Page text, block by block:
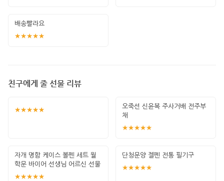
배송빨라요
★★★★★
친구에게 줄 선물 리뷰
★★★★★
오죽선 신윤복 주사거배 전주부
채
★★★★★
자개 명함 케이스 볼펜 세트 월
학문 바이어 선생님 어르신 선물
★★★★★
단청문양 젤펜 전통 필기구
★★★★★